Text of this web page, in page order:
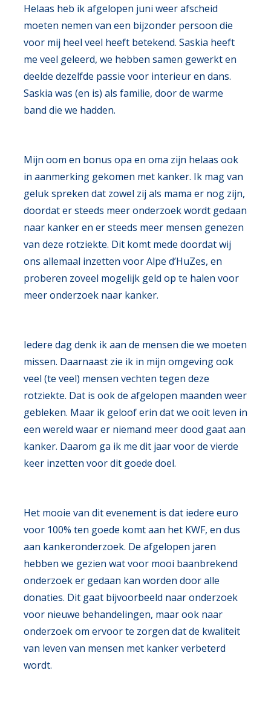
Helaas heb ik afgelopen juni weer afscheid
moeten nemen van een bijzonder persoon die
voor mij heel veel heeft betekend. Saskia heeft
me veel geleerd, we hebben samen gewerkt en
deelde dezelfde passie voor interieur en dans.
Saskia was (en is) als familie, door de warme
band die we hadden.
Mijn oom en bonus opa en oma zijn helaas ook
in aanmerking gekomen met kanker. Ik mag van
geluk spreken dat zowel zij als mama er nog zijn,
doordat er steeds meer onderzoek wordt gedaan
naar kanker en er steeds meer mensen genezen
van deze rotziekte. Dit komt mede doordat wij
ons allemaal inzetten voor Alpe d’HuZes, en
proberen zoveel mogelijk geld op te halen voor
meer onderzoek naar kanker.
Iedere dag denk ik aan de mensen die we moeten
missen. Daarnaast zie ik in mijn omgeving ook
veel (te veel) mensen vechten tegen deze
rotziekte. Dat is ook de afgelopen maanden weer
gebleken. Maar ik geloof erin dat we ooit leven in
een wereld waar er niemand meer dood gaat aan
kanker. Daarom ga ik me dit jaar voor de vierde
keer inzetten voor dit goede doel.
Het mooie van dit evenement is dat iedere euro
voor 100% ten goede komt aan het KWF, en dus
aan kankeronderzoek. De afgelopen jaren
hebben we gezien wat voor mooi baanbrekend
onderzoek er gedaan kan worden door alle
donaties. Dit gaat bijvoorbeeld naar onderzoek
voor nieuwe behandelingen, maar ook naar
onderzoek om ervoor te zorgen dat de kwaliteit
van leven van mensen met kanker verbeterd
wordt.